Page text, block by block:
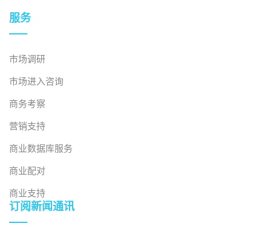
服务
市场调研
市场进入咨询
商务考察
营销支持
商业数据库服务
商业配对
商业支持
订阅新闻通讯